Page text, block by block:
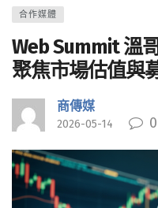
合作媒體
Web Summit 溫
聚焦市場估值與
商傳媒
2026-05-14 0